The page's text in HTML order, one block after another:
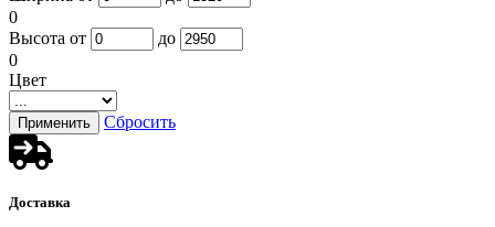
0
Высота от
до
0
Цвет
Сбросить
Доставка